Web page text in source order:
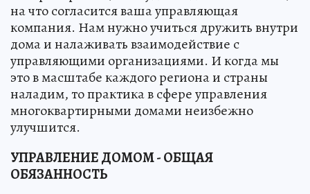
на что согласится ваша управляющая
компания. Нам нужно учиться дружить внутри
дома и налаживать взаимодействие с
управляющими организациями. И когда мы
это в масштабе каждого региона и страны
наладим, то практика в сфере управления
многоквартирными домами неизбежно
улучшится.
УПРАВЛЕНИЕ ДОМОМ - ОБЩАЯ
ОБЯЗАННОСТЬ